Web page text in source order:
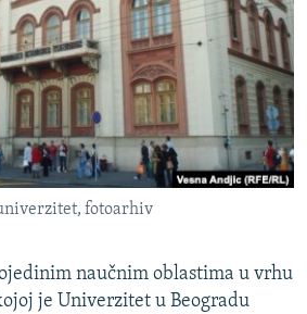
2024. fotoarhiv
naučnim oblastima u vrhu
je Univerzitet u Beogradu